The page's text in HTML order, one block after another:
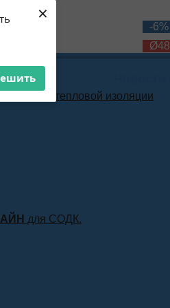
×
тепловой изоляции
для СОДК.
-6%
Ø48
-10%